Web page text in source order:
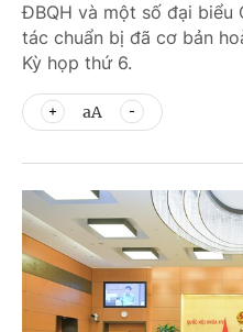
ĐBQH và một số đại biểu
tác chuẩn bị đã cơ bản
Kỳ họp thứ 6.
aA